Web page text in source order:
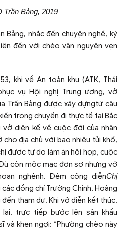
Trần Bảng, 2019
Bảng, nhắc đến chuyện nghề, ký
đến với chèo vẫn nguyên vẹn
khi về An toàn khu (ATK, Thái
vụ Hội nghị Trung ương, vở
Trần Bảng được xây dựngtừ câu
trong chuyến đi thực tế tại Bắc
vở diễn kể về cuộc đời của nhân
địa chủ với bao nhiêu tủi khổ,
được tự do làm ăn hội họp, cuộc
còn mộc mạc đơn sơ nhưng vở
nghênh. Đêm công diễnChị
các đồng chí Trường Chinh, Hoàng
tham dự. Khi vở diễn kết thúc,
trực tiếp bước lên sân khấu
và khen ngợi: “Phường chèo này